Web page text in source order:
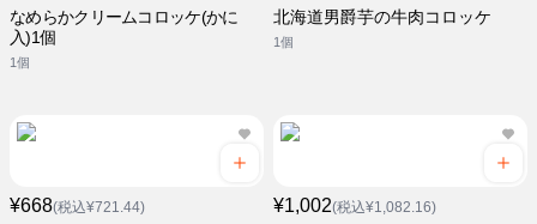
なめらかクリームコロッケ(かに
入)1個
1個
北海道男爵芋の牛肉コロッケ
1個
¥668(税込¥721.44) ¥1,002(税込¥1,082.16)